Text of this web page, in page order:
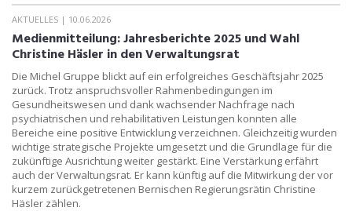
AKTUELLES 10.06.2026
Medienmitteilung: Jahresberichte 2025 und Wahl
Christine Häsler in den Verwaltungsrat
Die Michel Gruppe blickt auf ein erfolgreiches Geschäftsjahr 2025
zurück. Trotz anspruchsvoller Rahmenbedingungen im
Gesundheitswesen und dank wachsender Nachfrage nach
psychiatrischen und rehabilitativen Leistungen konnten alle
Bereiche eine positive Entwicklung verzeichnen. Gleichzeitig wurden
wichtige strategische Projekte umgesetzt und die Grundlage für die
zukünftige Ausrichtung weiter gestärkt. Eine Verstärkung erfährt
auch der Verwaltungsrat. Er kann künftig auf die Mitwirkung der vor
kurzem zurückgetretenen Bernischen Regierungsrätin Christine
Häsler zählen.